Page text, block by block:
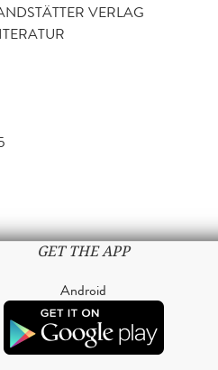
VERLAG
GET THE APP
Android